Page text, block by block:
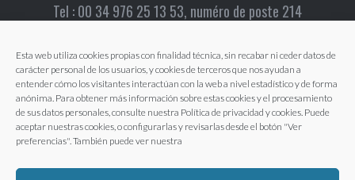
Esta web utiliza cookies propias con finalidad técnica, sin recabar ni ceder datos de
carácter personal de los usuarios, y cookies de terceros que nos ayudan a
entender cómo los visitantes interactúan con la web a nivel estadístico y de forma
anónima. Para obtener más información sobre estas cookies y el procesamiento
de sus datos personales, consulte nuestra Política de privacidad y cookies. Puede
aceptar nuestras cookies, o configurarlas y revisarlas desde el botón "Ver
preferencias". También puede ver nuestra
Tel : 00 34 976 25 13 53, numéro de poste 214